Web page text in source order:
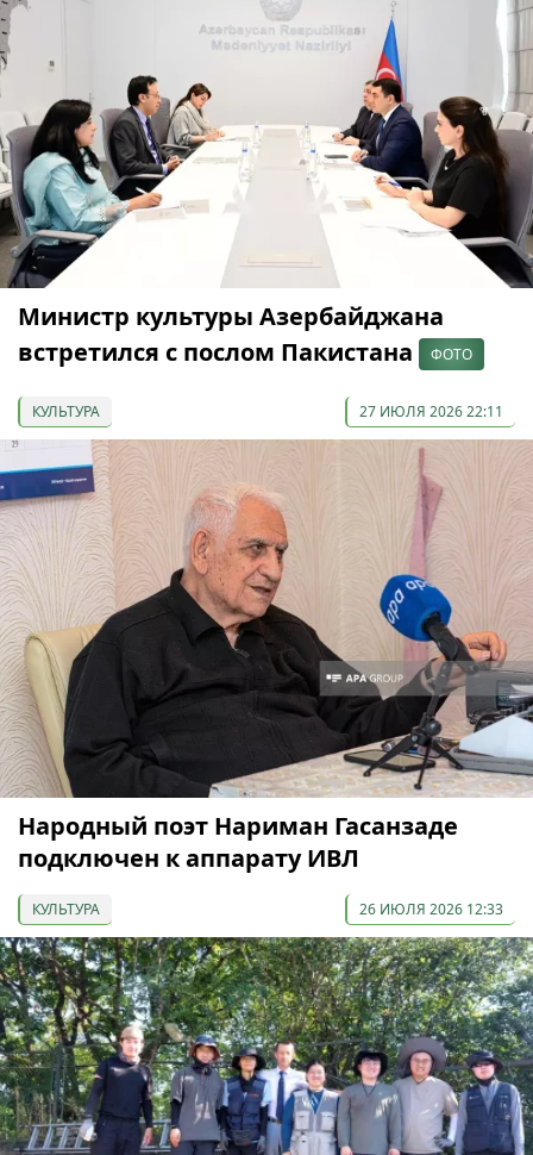
Министр культуры Азербайджана
встретился с послом Пакистана
ФОТО
КУЛЬТУРА 27 ИЮЛЯ 2026 22:11
Народный поэт Нариман Гасанзаде
подключен к аппарату ИВЛ
КУЛЬТУРА 26 ИЮЛЯ 2026 12:33